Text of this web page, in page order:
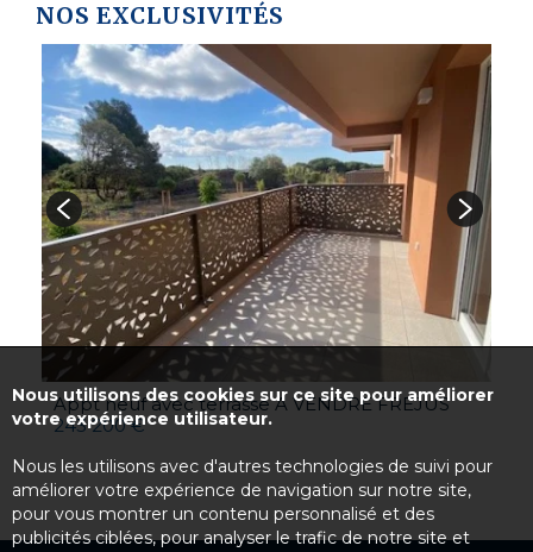
NOS EXCLUSIVITÉS
Appt neuf avec terrasse A VENDRE FREJUS
243 200 €
Nous utilisons des cookies sur ce site pour améliorer
votre expérience utilisateur.
Nous les utilisons avec d'autres technologies de suivi pour
améliorer votre expérience de navigation sur notre site,
pour vous montrer un contenu personnalisé et des
publicités ciblées, pour analyser le trafic de notre site et